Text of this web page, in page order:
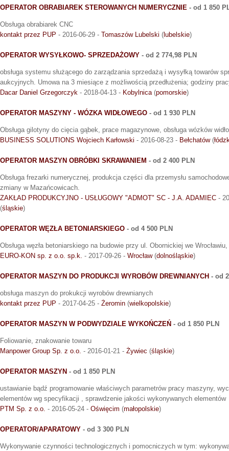
OPERATOR OBRABIAREK STEROWANYCH NUMERYCZNIE - od 1 850
Obsługa obrabiarek CNC
kontakt przez PUP - 2016-06-29 - Tomaszów Lubelski ( lubelskie)
OPERATOR WYSYŁKOWO- SPRZEDAŻOWY - od 2 774,98 PLN
obsługa systemu służącego do zarządzania sprzedażą i wysyłką towarów
aukcyjnych. Umowa na 3 miesiące z możliwością przedłużenia; godziny
Dacar Daniel Grzegorczyk - 2018-04-13 - Kobylnica(pomorskie)
OPERATOR MASZYNY - WÓZKA WIDŁOWEGO - od 1 930 PLN
Obsługa gilotyny do cięcia gąbek, prace magazynowe, obsługa wózków
BUSINESS SOLUTIONS Wojciech Karłowski - 2016-08-23 - Bełchatów(
OPERATOR MASZYN OBRÓBKI SKRAWANIEM - od 2 400 PLN
Obsługa frezarki numerycznej, produkcja części dla przemysłu
zmiany w Mazańcowicach.
ZAKŁAD PRODUKCYJNO - USŁUGOWY "ADMOT" SC - J.A. ADAMIEC -
(śląskie)
OPERATOR WĘZŁA BETONIARSKIEGO - od 4 500 PLN
Obsługa węzła betoniarskiego na budowie przy ul. Obornickiej we Wrocławiu,
EURO-KON sp. z o.o. sp.k. - 2017-09-26 - Wrocław(dolnośląskie)
OPERATOR MASZYN DO PRODUKCJI WYROBÓW DREWNIANYCH - od
obsługa maszyn do prokukcji wyrobów drewnianych
kontakt przez PUP - 2017-04-25 - Żeromin (wielkopolskie)
OPERATOR MASZYN W PODWYDZIALE WYKOŃCZEŃ - od 1 850 PLN
Foliowanie, znakowanie towaru
Manpower Group Sp. z o.o. - 2016-01-21 - Żywiec (śląskie)
OPERATOR MASZYN - od 1 850 PLN
ustawianie bądź programowanie właściwych parametrów pracy maszyny,
elementów wg specyfikacji , sprawdzenie jakości wykonywanych elementów
PTM Sp. z o.o. - 2016-05-24 - Oświęcim (małopolskie)
OPERATOR/APARATOWY - od 3 300 PLN
Wykonywanie czynności technologicznych i pomocniczych w tym: